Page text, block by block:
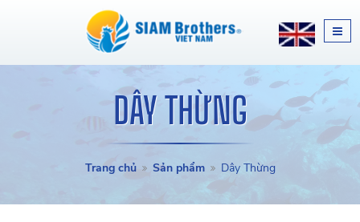
DÂY THỪNG
Trang chủ Sản phẩm Dây Thừng